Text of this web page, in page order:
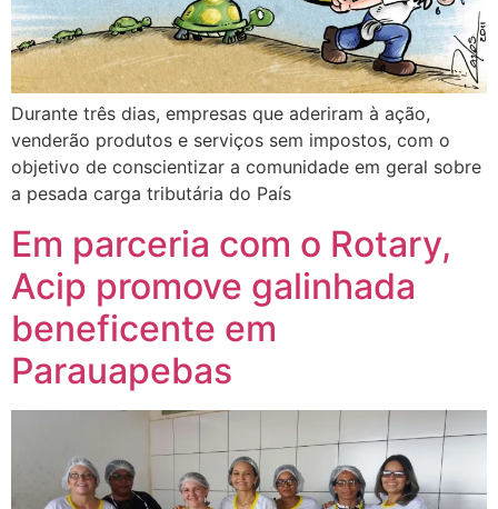
Durante três dias, empresas que aderiram à ação,
venderão produtos e serviços sem impostos, com o
objetivo de conscientizar a comunidade em geral sobre
a pesada carga tributária do País
Em parceria com o Rotary,
Acip promove galinhada
beneficente em
Parauapebas